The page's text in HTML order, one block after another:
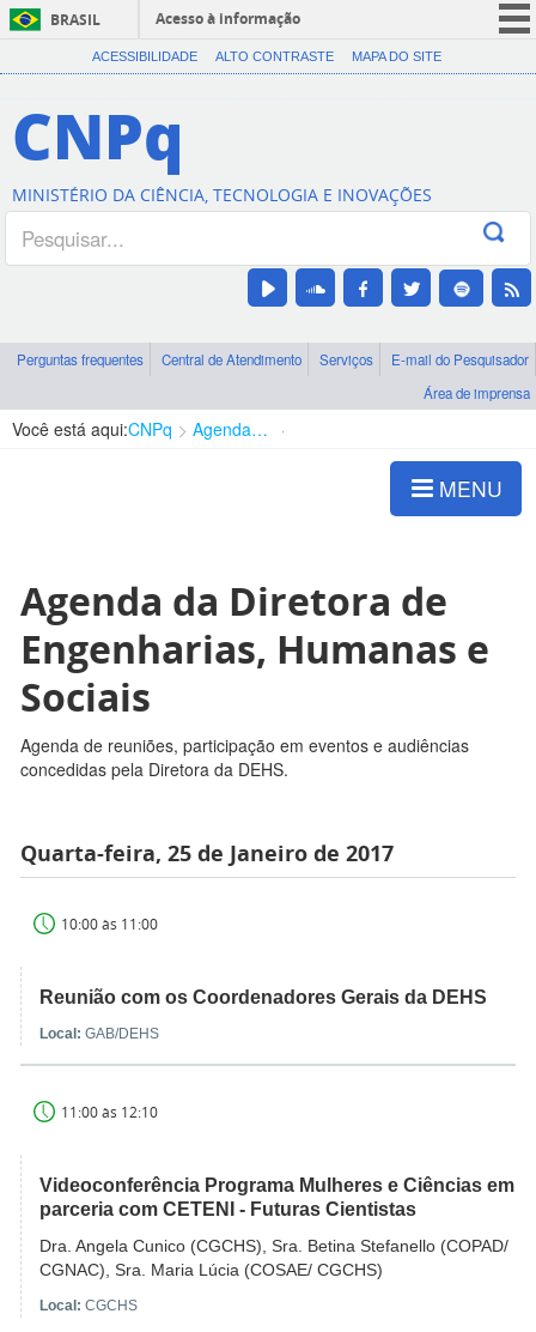
BRASIL
Acesso à informação
CORONAVÍRUS (COVID-19)
Canais
ACESSIBILIDADE ALTO CONTRASTE MAPA DO SITE
CNPq
MINISTÉRIO DA CIÊNCIA, TECNOLOGIA E INOVAÇÕES
Perguntas frequentes Central de Atendimento Serviços
E-mail do Pesquisador
Área de imprensa
Você está aqui:CNPq Agenda de autoridades
MENU
Agenda da Diretora de
Engenharias, Humanas e
Sociais
Agenda de reuniões, participação em eventos e audiências
concedidas pela Diretora da DEHS.
Quarta-feira, 25 de Janeiro de 2017
10:00 às 11:00
Reunião com os Coordenadores Gerais da DEHS
Local: GAB/DEHS
11:00 às 12:10
Videoconferência Programa Mulheres e Ciências em
parceria com CETENI - Futuras Cientistas
Dra. Angela Cunico (CGCHS), Sra. Betina Stefanello (COPAD/
CGNAC), Sra. Maria Lúcia (COSAE/ CGCHS)
Local: CGCHS